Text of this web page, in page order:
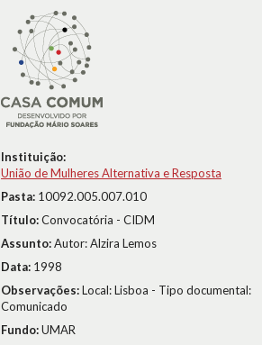
Instituição:
União de Mulheres Alternativa e Resposta
Pasta: 10092.005.007.010
Título:Convocatória - CIDM
Assunto:Autor: Alzira Lemos
Data: 1998
Observações:Local: Lisboa - Tipo documental:
Comunicado
Fundo:UMAR